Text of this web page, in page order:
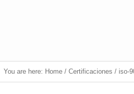
You are here: Home / Certificaciones / iso-